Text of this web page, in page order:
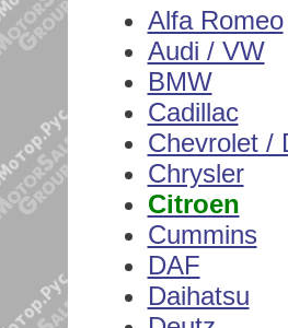
Alfa Romeo
Audi / VW
BMW
Cadillac
Chevrolet /
Chrysler
Citroen
Cummins
DAF
Daihatsu